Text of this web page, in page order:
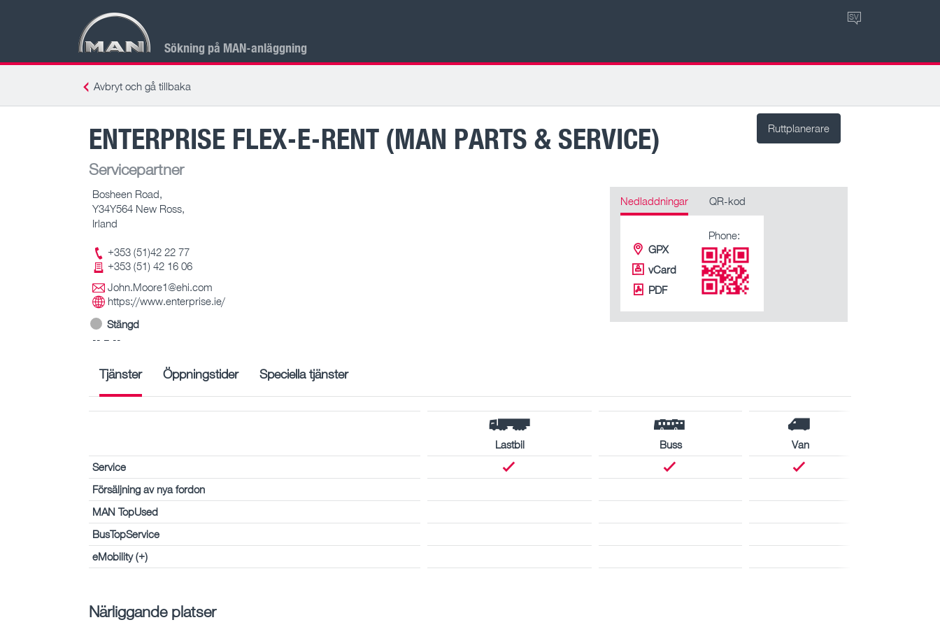
Sökning på MAN-anläggning
SV
Avbryt och gå tillbaka
Ruttplanerare
ENTERPRISE FLEX-E-RENT (MAN PARTS & SERVICE)
Servicepartner
Bosheen Road,
Y34Y564 New Ross,
Irland
+353 (51)42 22 77
+353 (51) 42 16 06
John.Moore1@ehi.com
https://www.enterprise.ie/
Stängd
-- – --
Nedladdningar QR-kod
GPX
vCard
PDF
Phone:
Tjänster Öppningstider Speciella tjänster
Lastbil Buss
Van
Service
Försäljning av nya fordon
MAN TopUsed
BusTopService
eMobility (+)
Närliggande platser